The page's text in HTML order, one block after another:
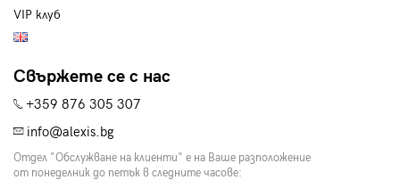
VIP клуб
Свържете се с нас
+359 876 305 307
info@alexis.bg
Отдел "Обслужване на клиенти" е на Ваше разположение
от понеделник до петък в следните часове: